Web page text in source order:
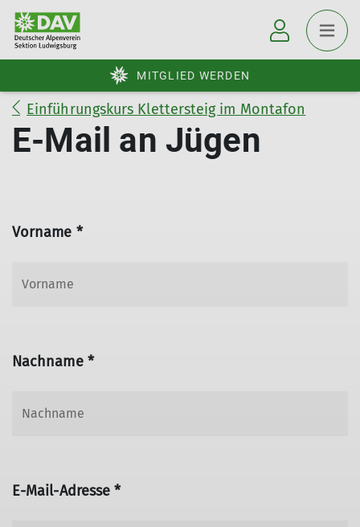
MITGLIED WERDEN
Einführungskurs Klettersteig im Montafon
E-Mail an Jügen
Vorname *
Nachname *
E-Mail-Adresse *